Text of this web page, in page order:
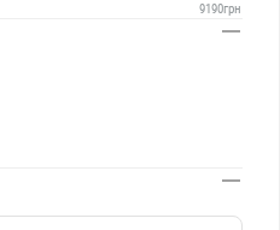
9190грн